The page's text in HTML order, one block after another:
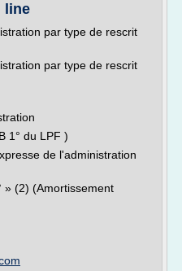
line
par type de rescrit
par type de rescrit
1° du LPF )
de l'administration
» (2) (Amortissement